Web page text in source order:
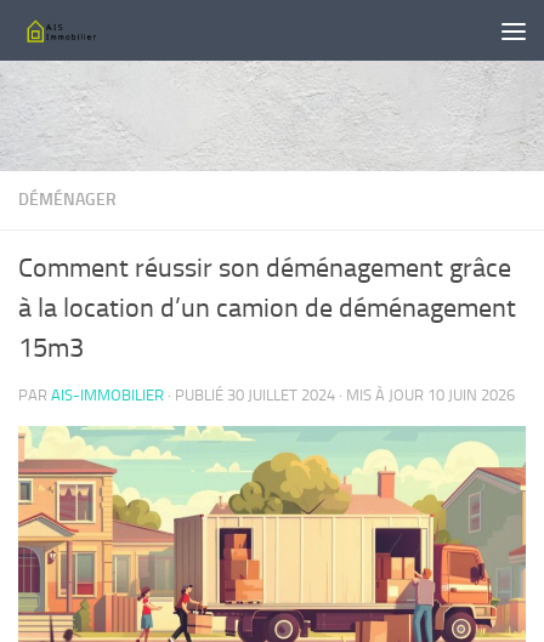
Skip to content
DÉMÉNAGER
Comment réussir son déménagement grâce
à la location d’un camion de déménagement
15m3
PAR AIS-IMMOBILIER · PUBLIÉ 30 JUILLET 2024 · MIS À JOUR 10 JUIN 2026